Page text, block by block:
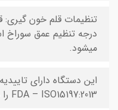
درجه تنظیم عمق سوراخ
میشود.
FDA – ISO15197:2013 را دریافت کرده است.